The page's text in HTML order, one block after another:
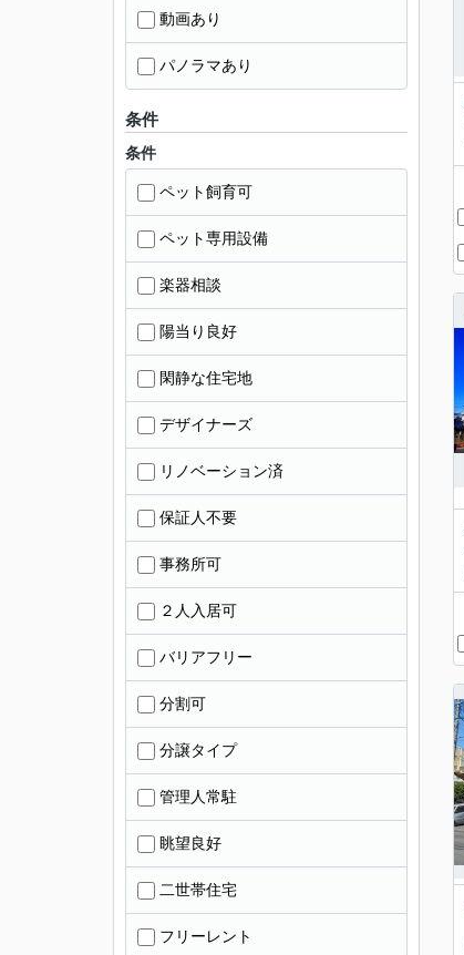
動画あり
パノラマあり
条件
条件
ペット飼育可
ペット専用設備
楽器相談
陽当り良好
閑静な住宅地
デザイナーズ
リノベーション済
保証人不要
事務所可
２人入居可
バリアフリー
分割可
分譲タイプ
管理人常駐
眺望良好
二世帯住宅
フリーレント